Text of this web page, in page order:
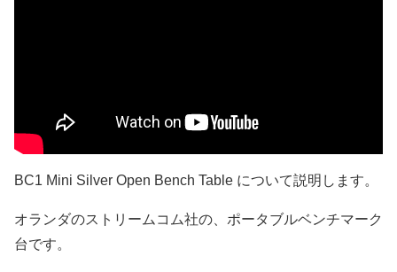
BC1 Mini Silver Open Bench Table について説明します。
オランダのストリームコム社の、ポータブルベンチマーク
台です。